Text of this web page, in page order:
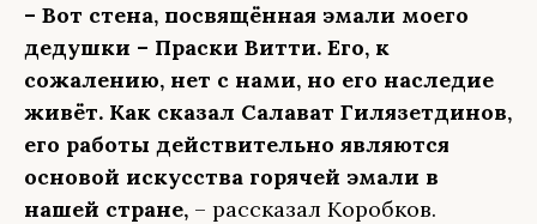
– Вот стена, посвящённая эмали моего
дедушки – Праски Витти. Его, к
сожалению, нет с нами, но его наследие
живёт. Как сказал Салават Гилязетдинов,
его работы действительно являются
основой искусства горячей эмали в
нашей стране, – рассказал Коробков.